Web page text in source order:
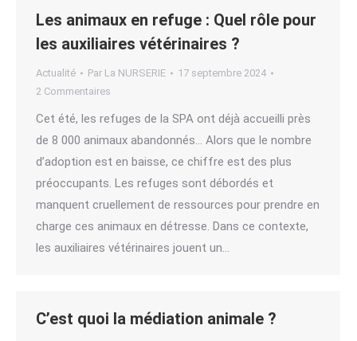
Les animaux en refuge : Quel rôle pour
les auxiliaires vétérinaires ?
Actualité Par La NURSERIE
17 septembre 2024
2 Commentaires
Cet été, les refuges de la SPA ont déjà accueilli près
de 8 000 animaux abandonnés… Alors que le nombre
d’adoption est en baisse, ce chiffre est des plus
préoccupants. Les refuges sont débordés et
manquent cruellement de ressources pour prendre en
charge ces animaux en détresse. Dans ce contexte,
les auxiliaires vétérinaires jouent un…
C’est quoi la médiation animale ?